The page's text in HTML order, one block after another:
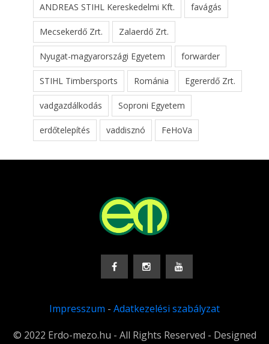
ANDREAS STIHL Kereskedelmi Kft. favágás
Mecsekerdő Zrt. Zalaerdő Zrt.
Nyugat-magyarországi Egyetem forwarder
STIHL Timbersports Románia Egererdő Zrt.
vadgazdálkodás Soproni Egyetem
erdőtelepítés vaddisznó FeHoVa
Impresszum - Adatkezelési szabályzat
© 2022 Erdo-mezo.hu - All Rights Reserved - Designed